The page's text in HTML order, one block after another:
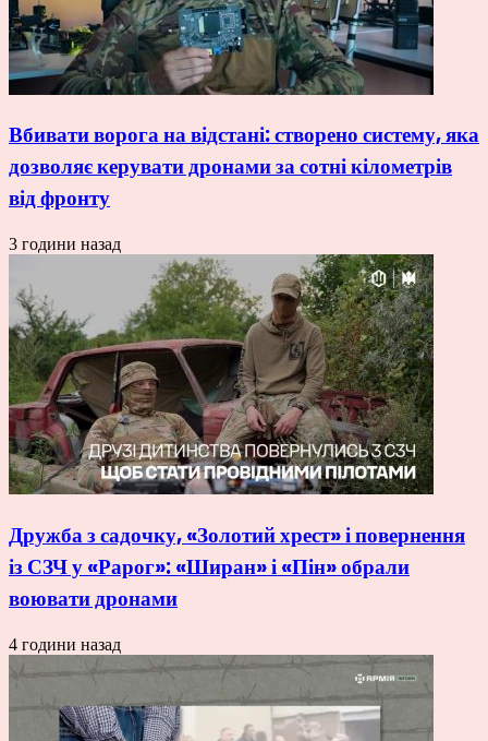
Вбивати ворога на відстані: створено систему, яка
дозволяє керувати дронами за сотні кілометрів
від фронту
3 години назад
Дружба з садочку, «Золотий хрест» і повернення
із СЗЧ у «Рарог»: «Ширан» і «Пін» обрали
воювати дронами
4 години назад